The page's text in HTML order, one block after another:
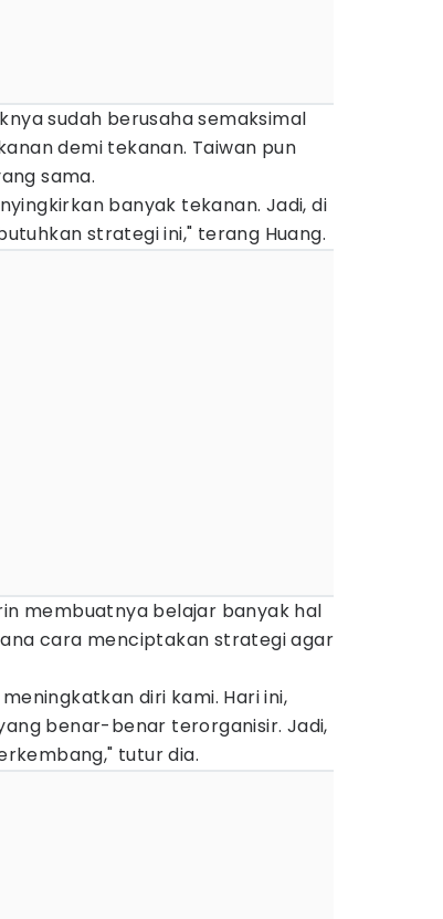
sudah berusaha semaksimal
demi tekanan. Taiwan pun
sama.
banyak tekanan. Jadi, di
strategi ini," terang Huang.
membuatnya belajar banyak hal
cara menciptakan strategi agar
diri kami. Hari ini,
benar-benar terorganisir. Jadi,
tutur dia.